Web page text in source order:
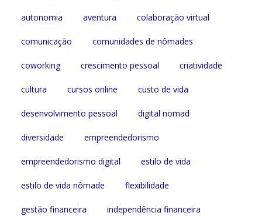
autonomia aventura colaboração virtual
comunicação comunidades de nômades
coworking crescimento pessoal criatividade
cultura cursos online custo de vida
desenvolvimento pessoal digital nomad
diversidade empreendedorismo
empreendedorismo digital estilo de vida
estilo de vida nômade flexibilidade
gestão financeira independência financeira